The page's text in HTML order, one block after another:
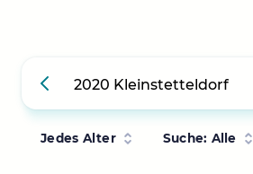
Jedes Alter Suche: Alle